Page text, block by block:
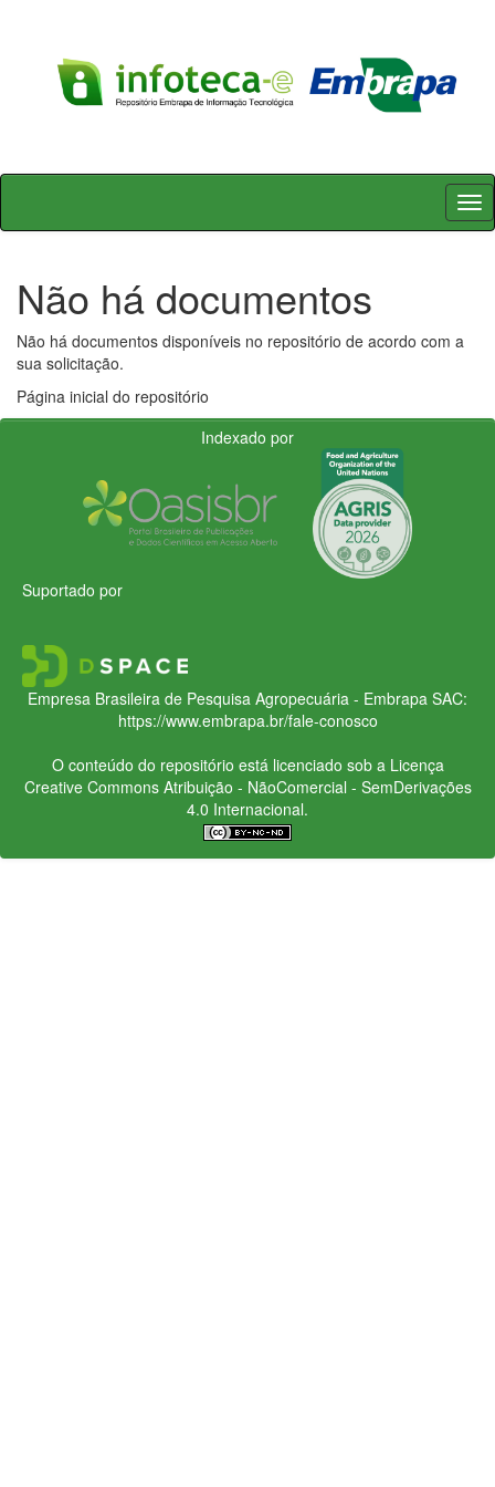
Skip
Não há documentos
Não há documentos disponíveis no repositório de acordo com a
sua solicitação.
Página inicial do repositório
Indexado por
Suportado por
Empresa Brasileira de Pesquisa Agropecuária - Embrapa SAC:
https://www.embrapa.br/fale-conosco
O conteúdo do repositório está licenciado sob a Licença
Creative CommonsAtribuição - NãoComercial - SemDerivações
4.0 Internacional.